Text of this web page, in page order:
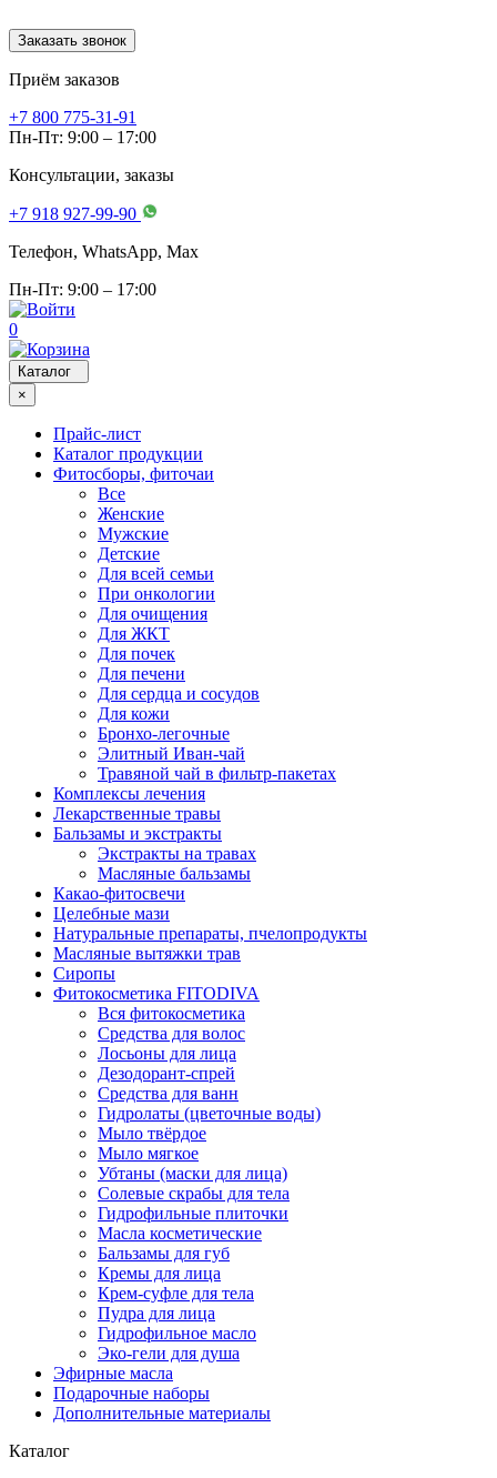
Заказать звонок
Приём заказов
+7 800 775-31-91
Пн-Пт: 9:00 – 17:00
Консультации, заказы
+7 918 927-99-90
Телефон, WhatsApp, Мах
Пн-Пт: 9:00 – 17:00
0
Каталог
×
Прайс-лист
Каталог продукции
Фитосборы, фиточаи
Все
Женские
Мужские
Детские
Для всей семьи
При онкологии
Для очищения
Для ЖКТ
Для почек
Для печени
Для сердца и сосудов
Для кожи
Бронхо-легочные
Элитный Иван-чай
Травяной чай в фильтр-пакетах
Комплексы лечения
Лекарственные травы
Бальзамы и экстракты
Экстракты на травах
Масляные бальзамы
Какао-фитосвечи
Целебные мази
Натуральные препараты, пчелопродукты
Масляные вытяжки трав
Сиропы
Фитокосметика FITODIVA
Вся фитокосметика
Средства для волос
Лосьоны для лица
Дезодорант-спрей
Средства для ванн
Гидролаты (цветочные воды)
Мыло твёрдое
Мыло мягкое
Убтаны (маски для лица)
Солевые скрабы для тела
Гидрофильные плиточки
Масла косметические
Бальзамы для губ
Кремы для лица
Крем-суфле для тела
Пудра для лица
Гидрофильное масло
Эко-гели для душа
Эфирные масла
Подарочные наборы
Дополнительные материалы
Каталог